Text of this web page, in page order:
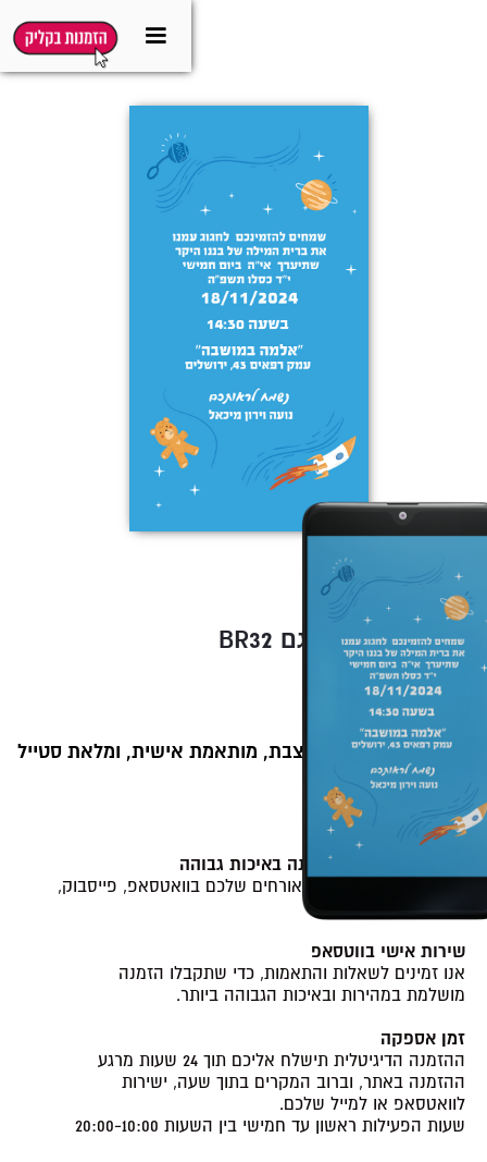
BR32 הזמנה לברית דגם
סגנון מאויר קלאסי
₪89
109
₪
הזמנה דיגיטלית מעוצבת, מותאמת אישית, ומלאת סטייל
ההזמנה כוללת:
קובץ תמונה של ההזמנה באיכות גבוהה
לשיתוף קל ומהיר עם האורחים שלכם בוואטסאפ, פייסבוק,
שירות אישי בווטסאפ
אנו זמינים לשאלות והתאמות, כדי שתקבלו הזמנה
מושלמת במהירות ובאיכות הגבוהה ביותר.
זמן אספקה
ההזמנה הדיגיטלית תישלח אליכם תוך 24 שעות מרגע
ההזמנה באתר, וברוב המקרים בתוך שעה, ישירות
לוואטסאפ או למייל שלכם.
שעות הפעילות ראשון עד חמישי בין השעות 20:00-10:00